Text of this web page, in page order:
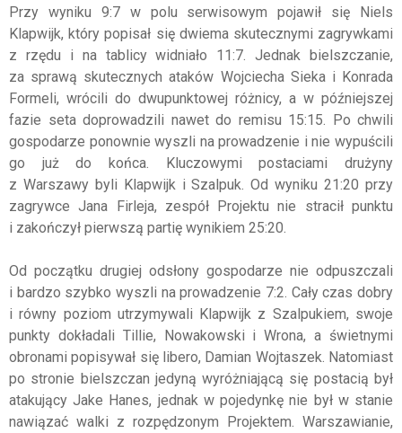
Przy wyniku 9:7 w polu serwisowym pojawił się Niels
Klapwijk, który popisał się dwiema skutecznymi zagrywkami
z rzędu i na tablicy widniało 11:7. Jednak bielszczanie,
za sprawą skutecznych ataków Wojciecha Sieka i Konrada
Formeli, wrócili do dwupunktowej różnicy, a w późniejszej
fazie seta doprowadzili nawet do remisu 15:15. Po chwili
gospodarze ponownie wyszli na prowadzenie i nie wypuścili
go już do końca. Kluczowymi postaciami drużyny
z Warszawy byli Klapwijk i Szalpuk. Od wyniku 21:20 przy
zagrywce Jana Firleja, zespół Projektu nie stracił punktu
i zakończył pierwszą partię wynikiem 25:20.
Od początku drugiej odsłony gospodarze nie odpuszczali
i bardzo szybko wyszli na prowadzenie 7:2. Cały czas dobry
i równy poziom utrzymywali Klapwijk z Szalpukiem, swoje
punkty dokładali Tillie, Nowakowski i Wrona, a świetnymi
obronami popisywał się libero, Damian Wojtaszek. Natomiast
po stronie bielszczan jedyną wyróżniającą się postacią był
atakujący Jake Hanes, jednak w pojedynkę nie był w stanie
nawiązać walki z rozpędzonym Projektem. Warszawianie,